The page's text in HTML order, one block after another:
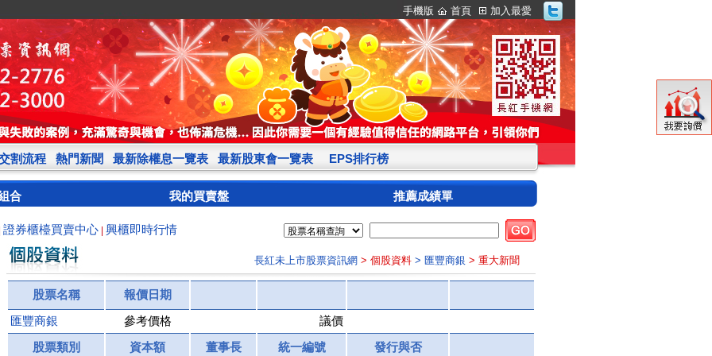
手機版 首頁 加入最愛
割流程 熱門新聞 最新除權息一覽表 最新股東會一覽表 EPS排行榜
合 我的買賣盤 推薦成績單
證券櫃檯買賣中心 興櫃即時行情
長紅未上市股票資訊網 > 個股資料 > 匯豐商銀 > 重大新聞
股票名稱 報價日期
匯豐商銀 參考價格 議價
股票類別 資本額 董事長 統一編號 發行與否